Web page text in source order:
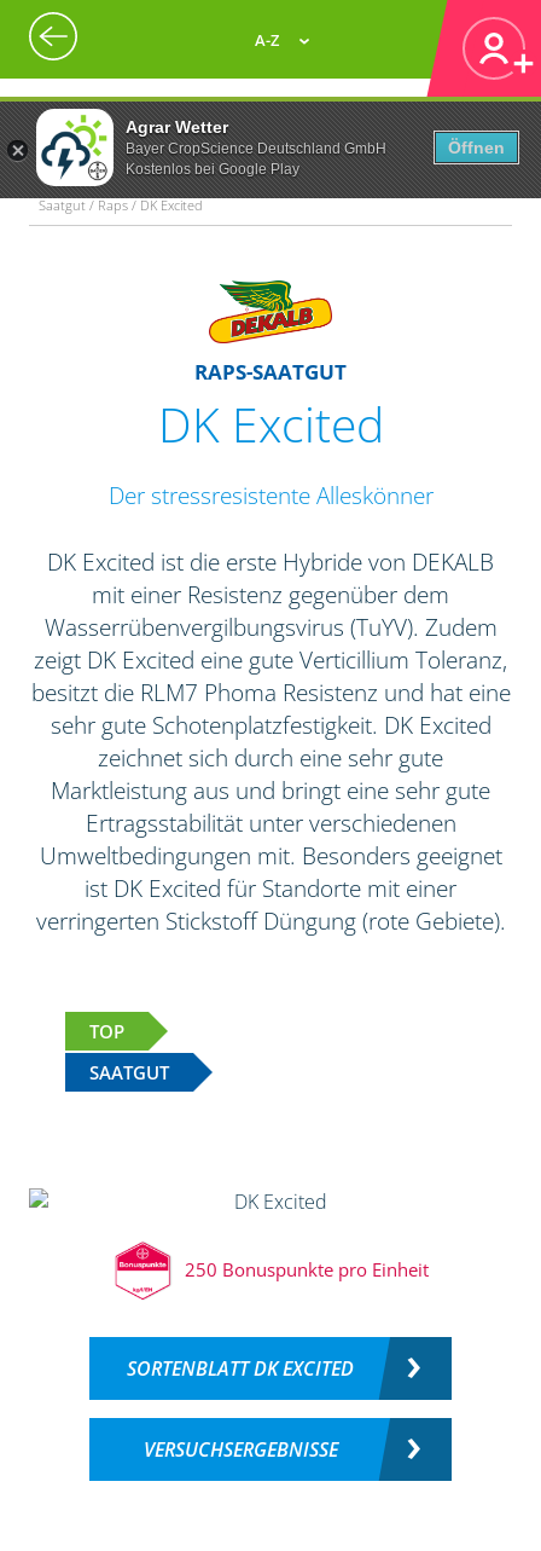
Agrar Wetter
Bayer CropScience Deutschland GmbH
Kostenlos bei Google Play
Öffnen
A-Z
Saatgut / Raps / DK Excited
RAPS-SAATGUT
DK Excited
Der stressresistente Alleskönner
DK Excited ist die erste Hybride von DEKALB
mit einer Resistenz gegenüber dem
Wasserrübenvergilbungsvirus (TuYV). Zudem
zeigt DK Excited eine gute Verticillium Toleranz,
besitzt die RLM7 Phoma Resistenz und hat eine
sehr gute Schotenplatzfestigkeit. DK Excited
zeichnet sich durch eine sehr gute
Marktleistung aus und bringt eine sehr gute
Ertragsstabilität unter verschiedenen
Umweltbedingungen mit. Besonders geeignet
ist DK Excited für Standorte mit einer
verringerten Stickstoff Düngung (rote Gebiete).
TOP
SAATGUT
250 Bonuspunkte pro Einheit
SORTENBLATT DK EXCITED
VERSUCHSERGEBNISSE